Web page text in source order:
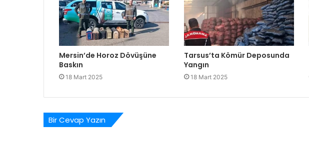
Mersin’de Horoz Dövüşüne
Baskın
18 Mart 2025
Tarsus’ta Kömür Deposunda
Yangın
18 Mart 2025
Bir Cevap Yazın